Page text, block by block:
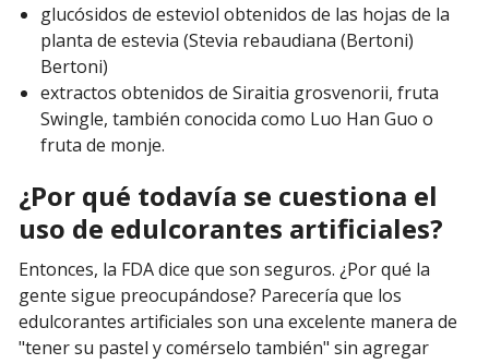
glucósidos de esteviol obtenidos de las hojas de la
planta de estevia (Stevia rebaudiana (Bertoni)
Bertoni)
extractos obtenidos de Siraitia grosvenorii, fruta
Swingle, también conocida como Luo Han Guo o
fruta de monje.
¿Por qué todavía se cuestiona el
uso de edulcorantes artificiales?
Entonces, la FDA dice que son seguros. ¿Por qué la
gente sigue preocupándose? Parecería que los
edulcorantes artificiales son una excelente manera de
"tener su pastel y comérselo también" sin agregar